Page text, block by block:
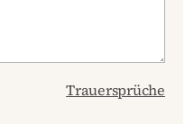
Trauersprüche